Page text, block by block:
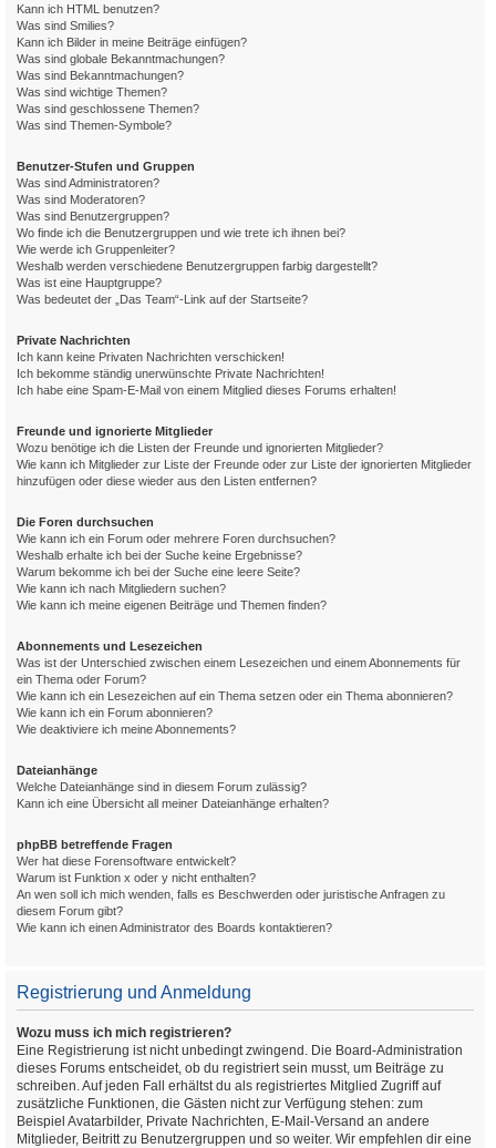
Kann ich HTML benutzen?
Was sind Smilies?
Kann ich Bilder in meine Beiträge einfügen?
Was sind globale Bekanntmachungen?
Was sind Bekanntmachungen?
Was sind wichtige Themen?
Was sind geschlossene Themen?
Was sind Themen-Symbole?
Benutzer-Stufen und Gruppen
Was sind Administratoren?
Was sind Moderatoren?
Was sind Benutzergruppen?
Wo finde ich die Benutzergruppen und wie trete ich ihnen bei?
Wie werde ich Gruppenleiter?
Weshalb werden verschiedene Benutzergruppen farbig dargestellt?
Was ist eine Hauptgruppe?
Was bedeutet der „Das Team“-Link auf der Startseite?
Private Nachrichten
Ich kann keine Privaten Nachrichten verschicken!
Ich bekomme ständig unerwünschte Private Nachrichten!
Ich habe eine Spam-E-Mail von einem Mitglied dieses Forums erhalten!
Freunde und ignorierte Mitglieder
Wozu benötige ich die Listen der Freunde und ignorierten Mitglieder?
Wie kann ich Mitglieder zur Liste der Freunde oder zur Liste der ignorierten Mitglieder
hinzufügen oder diese wieder aus den Listen entfernen?
Die Foren durchsuchen
Wie kann ich ein Forum oder mehrere Foren durchsuchen?
Weshalb erhalte ich bei der Suche keine Ergebnisse?
Warum bekomme ich bei der Suche eine leere Seite?
Wie kann ich nach Mitgliedern suchen?
Wie kann ich meine eigenen Beiträge und Themen finden?
Abonnements und Lesezeichen
Was ist der Unterschied zwischen einem Lesezeichen und einem Abonnements für
ein Thema oder Forum?
Wie kann ich ein Lesezeichen auf ein Thema setzen oder ein Thema abonnieren?
Wie kann ich ein Forum abonnieren?
Wie deaktiviere ich meine Abonnements?
Dateianhänge
Welche Dateianhänge sind in diesem Forum zulässig?
Kann ich eine Übersicht all meiner Dateianhänge erhalten?
phpBB betreffende Fragen
Wer hat diese Forensoftware entwickelt?
Warum ist Funktion x oder y nicht enthalten?
An wen soll ich mich wenden, falls es Beschwerden oder juristische Anfragen zu
diesem Forum gibt?
Wie kann ich einen Administrator des Boards kontaktieren?
Registrierung und Anmeldung
Wozu muss ich mich registrieren?
Eine Registrierung ist nicht unbedingt zwingend. Die Board-Administration
dieses Forums entscheidet, ob du registriert sein musst, um Beiträge zu
schreiben. Auf jeden Fall erhältst du als registriertes Mitglied Zugriff auf
zusätzliche Funktionen, die Gästen nicht zur Verfügung stehen: zum
Beispiel Avatarbilder, Private Nachrichten, E-Mail-Versand an andere
Mitglieder, Beitritt zu Benutzergruppen und so weiter. Wir empfehlen dir eine